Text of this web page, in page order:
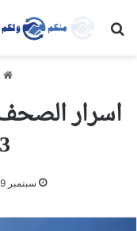
بحث عن
اسرار الصحف
سبتمبر 19, 2023